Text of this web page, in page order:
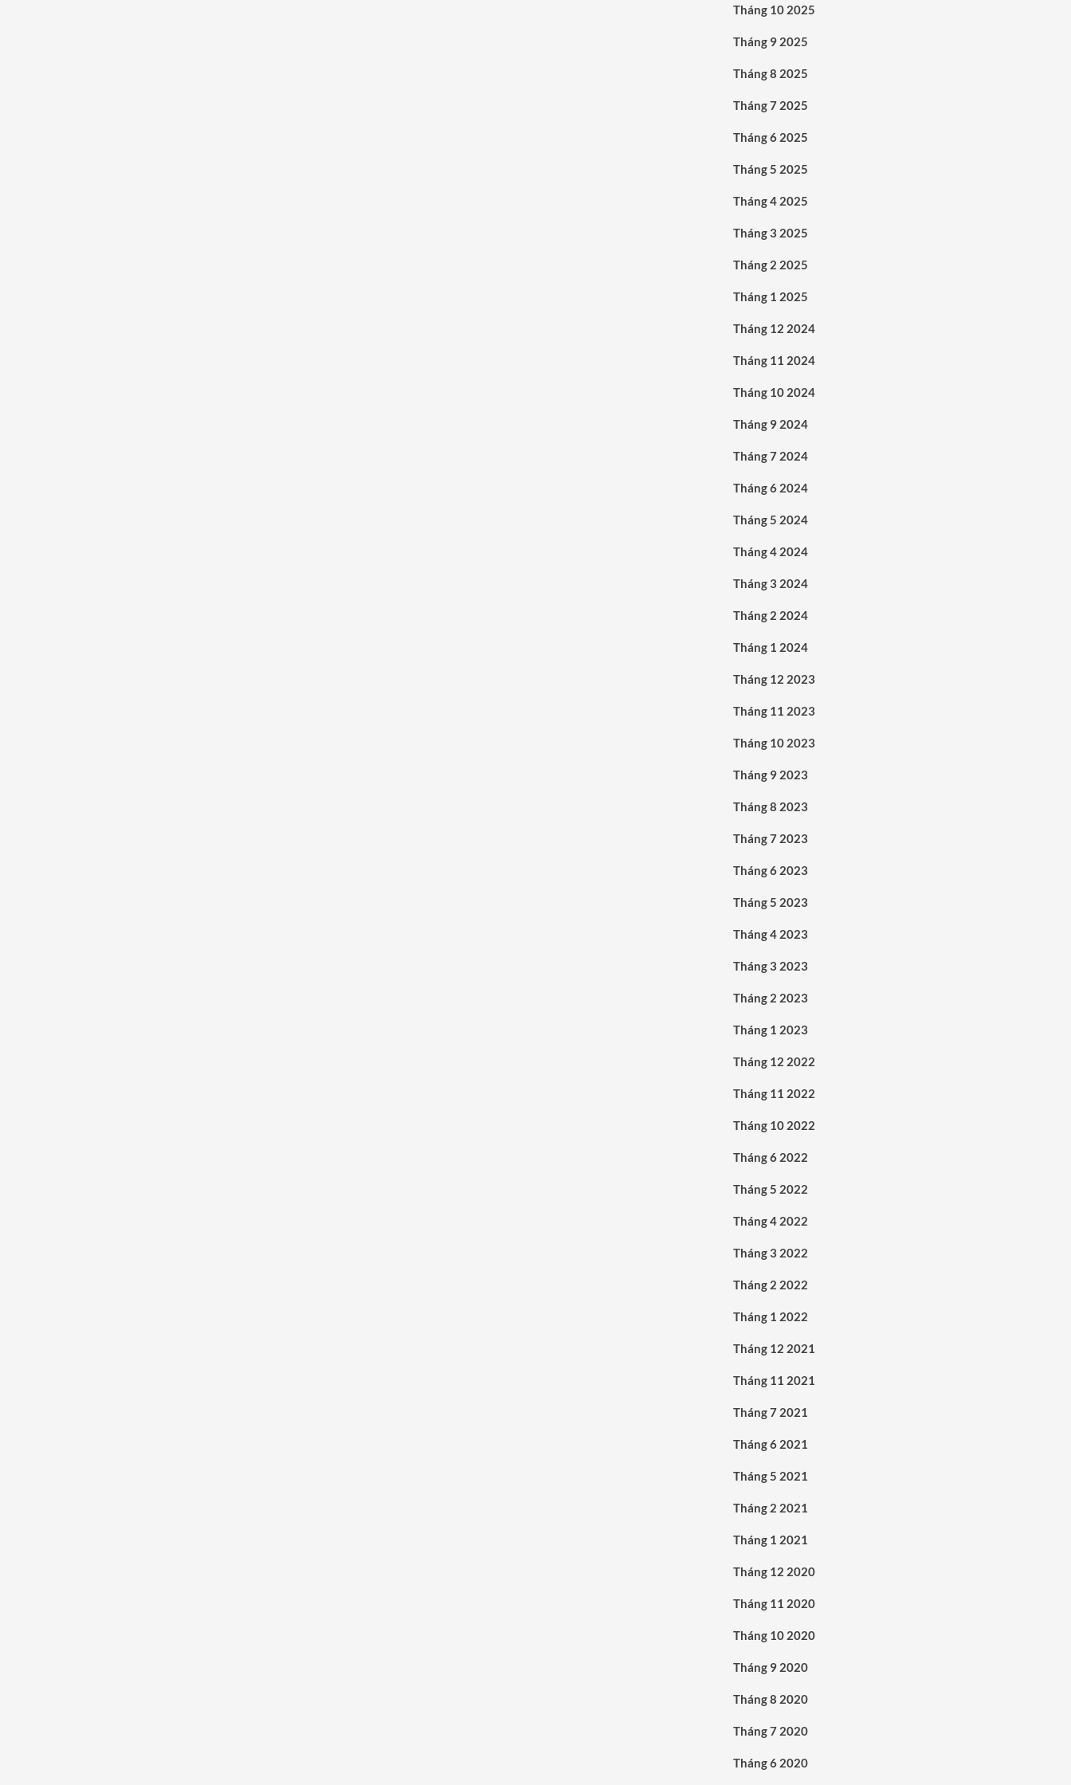
Tháng 10 2025
Tháng 9 2025
Tháng 8 2025
Tháng 7 2025
Tháng 6 2025
Tháng 5 2025
Tháng 4 2025
Tháng 3 2025
Tháng 2 2025
Tháng 1 2025
Tháng 12 2024
Tháng 11 2024
Tháng 10 2024
Tháng 9 2024
Tháng 7 2024
Tháng 6 2024
Tháng 5 2024
Tháng 4 2024
Tháng 3 2024
Tháng 2 2024
Tháng 1 2024
Tháng 12 2023
Tháng 11 2023
Tháng 10 2023
Tháng 9 2023
Tháng 8 2023
Tháng 7 2023
Tháng 6 2023
Tháng 5 2023
Tháng 4 2023
Tháng 3 2023
Tháng 2 2023
Tháng 1 2023
Tháng 12 2022
Tháng 11 2022
Tháng 10 2022
Tháng 6 2022
Tháng 5 2022
Tháng 4 2022
Tháng 3 2022
Tháng 2 2022
Tháng 1 2022
Tháng 12 2021
Tháng 11 2021
Tháng 7 2021
Tháng 6 2021
Tháng 5 2021
Tháng 2 2021
Tháng 1 2021
Tháng 12 2020
Tháng 11 2020
Tháng 10 2020
Tháng 9 2020
Tháng 8 2020
Tháng 7 2020
Tháng 6 2020